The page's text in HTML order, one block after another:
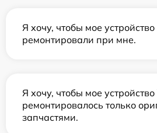
Я хочу, чтобы мое устройство
ремонтировали при мне.
Я хочу, чтобы мое
ремонтировалось только
запчастями.